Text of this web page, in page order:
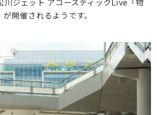
開催されるようです。